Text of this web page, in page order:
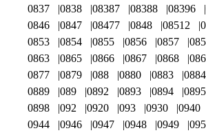
0837
0838 08387 08388 08396
0846
0847 08477 0848 08512
0853
0854 0855 0856 0857
0863
0865 0866 0867 0868
0877
0879 088 0880 0883 0884
0889
089 0892 0893 0894 0895
0898
092 0920 093 0930 0940
0944
0946 0947 0948 0949 095